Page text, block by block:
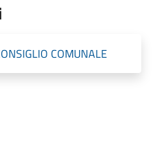
COMUNALE